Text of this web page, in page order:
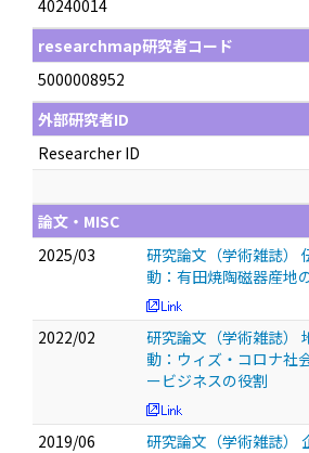
40240014
researchmap研究者コード
5000008952
外部研究者ID
Researcher ID
論文・MISC
2025/03
研究論文（学術雑誌）
動：有田焼陶磁器産地
2022/02
研究論文（学術雑誌）
動：ウィズ・コロナ社
ービジネスの役割
2019/06
研究論文（学術雑誌）